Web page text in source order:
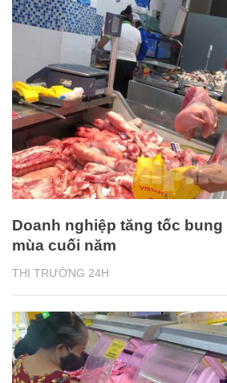
THỊ TRƯỜNG 24H
Doanh nghiệp tăng tốc
mùa cuối năm